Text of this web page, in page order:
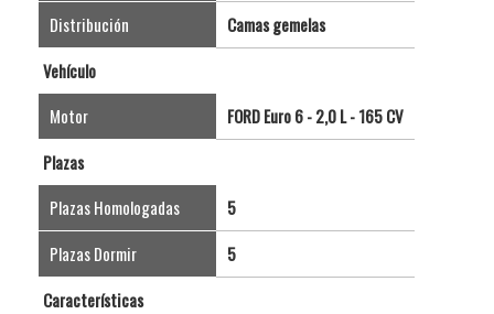
Distribución
Camas gemelas
Vehículo
Motor
FORD Euro 6 - 2,0 L - 165 CV
Plazas
Plazas Homologadas
5
Plazas Dormir
5
Características